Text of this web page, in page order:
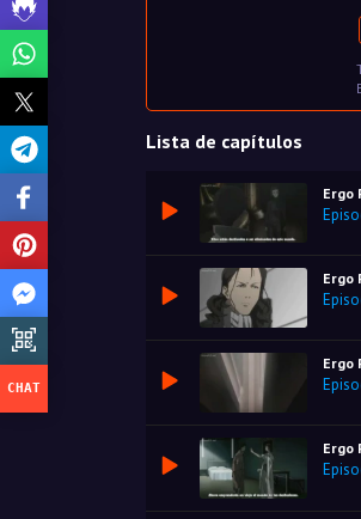
Lista de capítulos
Ergo
Ergo
Ergo
Ergo